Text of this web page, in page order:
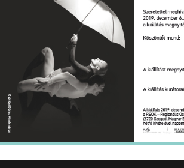
PALOTASÉTÁK ÉS
KÖZÉRDEKŰ ADATOK